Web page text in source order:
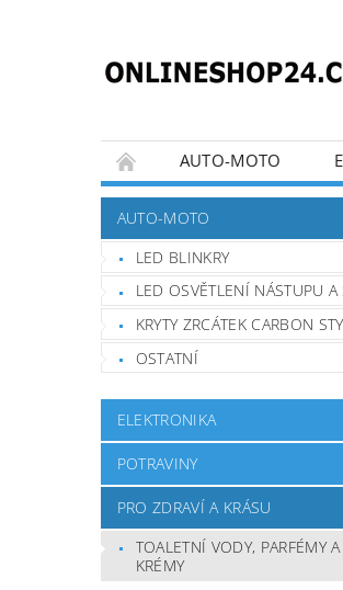
AUTO-MOTO
KONTAKTY
FORMULÁŘE PRO
AUTO-MOTO
LED BLINKRY
LED OSVĚTLENÍ NÁSTUPU A
KRYTY ZRCÁTEK CARBON
OSTATNÍ
ELEKTRONIKA
POTRAVINY
PRO ZDRAVÍ A KRÁSU
TOALETNÍ VODY, PARFÉMY A
KRÉMY